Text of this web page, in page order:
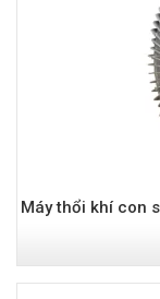
Máy thổi khí con